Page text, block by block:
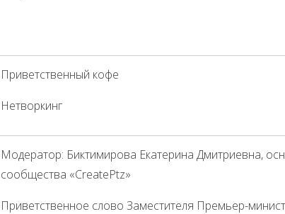
Приветственный кофе
Нетворкинг
Модератор: Биктимирова Екатерина Дмитриевна,
сообщества «CreatePtz»
Приветственное слово Заместителя Премьер-